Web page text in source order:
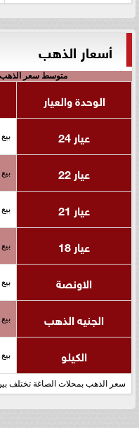
أسعار الذهب
متوسط سعر الذهب
الوحدة والعيار
عيار 24
بيع 3,629 شراء 3,686
عيار 22 بيع 3,326 شراء 3,379
عيار 21 بيع 3,175 شراء 3,225
عيار 18 بيع 2,721 شراء 2,764
الاونصة بيع 112,849 شراء 114,626
الجنيه الذهب بيع 25,400 شراء 25,800
الكيلو بيع 3,628,571 شراء 3,685,714
سعر الذهب بمحلات الصاغة تختلف